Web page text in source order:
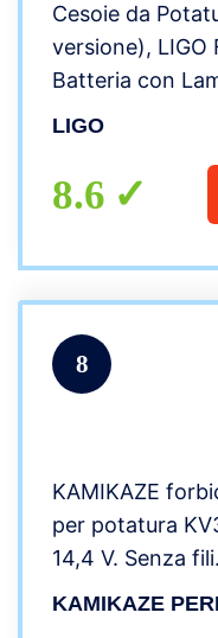
Cesoie da
versione), LIGO
Batteria con
Fili Massimo
Fattoria Vigna
LIGO
8.6
8
KAMIKAZE
per potatura
14,4 V. Senza
custodia con